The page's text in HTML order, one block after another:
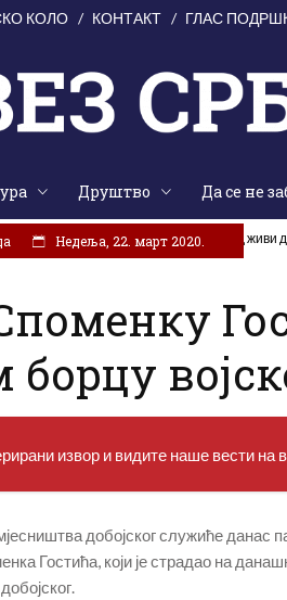
КОЛО КОНТАКТ ГЛАС
Друштво Да се не
сјећање на жртве „Олује“: Народ живи
Недеља, 22. март 2020.
извор и видите наше вести на
добојског служиће данас
Гостића, који је страдао на